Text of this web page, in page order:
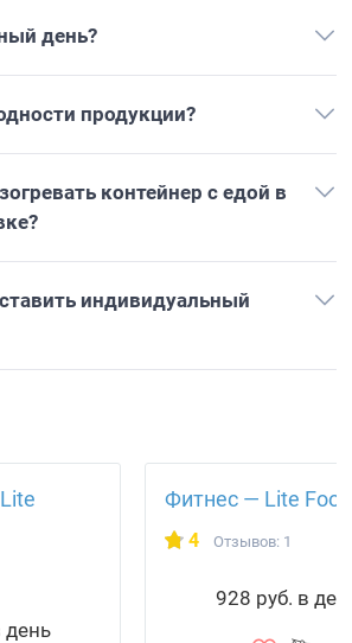
день?
продукции?
контейнер с едой в
индивидуальный
день
Фитнес — Lite Food
4 Отзывов: 1
928 руб. в